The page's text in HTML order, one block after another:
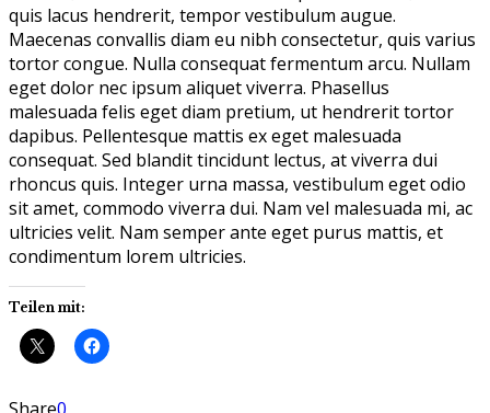
quis lacus hendrerit, tempor vestibulum augue.
Maecenas convallis diam eu nibh consectetur, quis varius
tortor congue. Nulla consequat fermentum arcu. Nullam
eget dolor nec ipsum aliquet viverra. Phasellus
malesuada felis eget diam pretium, ut hendrerit tortor
dapibus. Pellentesque mattis ex eget malesuada
consequat. Sed blandit tincidunt lectus, at viverra dui
rhoncus quis. Integer urna massa, vestibulum eget odio
sit amet, commodo viverra dui. Nam vel malesuada mi, ac
ultricies velit. Nam semper ante eget purus mattis, et
condimentum lorem ultricies.
Teilen mit:
Share0